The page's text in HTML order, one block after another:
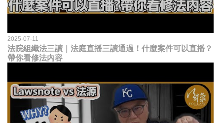
2025-07-11
法院組織法三讀｜法庭直播三讀通過！什麼案件可以直播？
帶你看修法內容